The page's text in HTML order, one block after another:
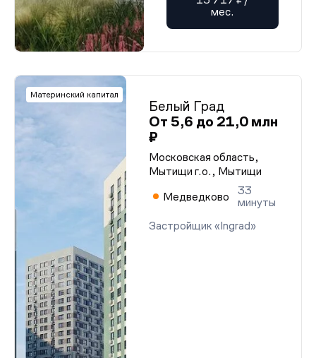
мес.
Материнский капитал
Белый Град
От 5,6 до 21,0 млн
₽
Московская область,
Мытищи г.о., Мытищи
Медведково
33
минуты
Застройщик «Ingrad»